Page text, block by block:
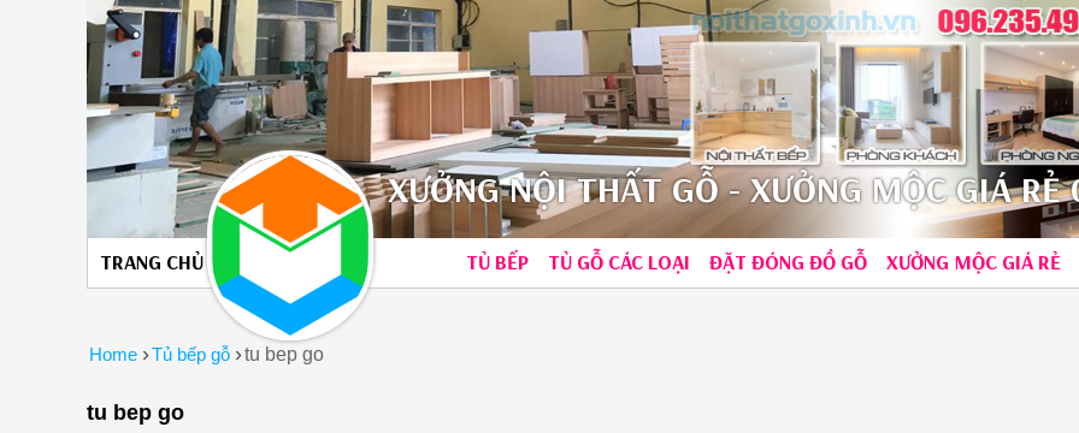
XƯỞNG NỘI THẤT GỖ - XƯỞNG MỘC GIÁ RẺ
TRANG CHỦ TỦ BẾP TỦ GỖ CÁC LOẠI ĐẶT ĐÓNG ĐỒ GỖ XƯỞNG MỘC GIÁ RẺ
Home ›Tủ bếp gỗ ›tu bep go
tu bep go